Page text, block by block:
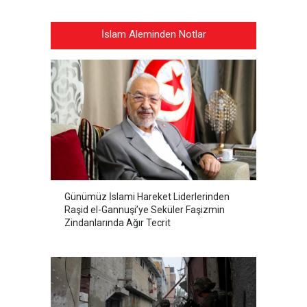
İslam Aleminden Notlar
Günümüz İslami Hareket Liderlerinden
Raşid el-Gannuşi’ye Seküler Faşizmin
Zindanlarında Ağır Tecrit